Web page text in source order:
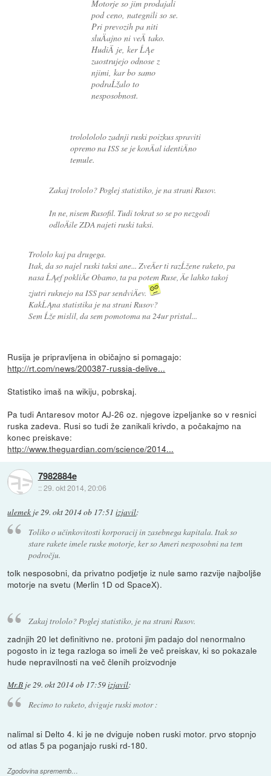
Motorje so jim prodajali
pod ceno, nategnili so se.
Pri prevozih pa niti
sluÄajno ni veÄ tako.
HudiÄ je, ker ĹĄe
zaostrujejo odnose z
njimi, kar bo samo
podraĹžalo to
nesposobnost.
trololololo zadnji ruski poizkus spraviti
opremo na ISS se je konÄal identiÄno
temule.
Zakaj trololo? Poglej statistiko, je na strani Rusov.
In ne, nisem Rusofil. Tudi tokrat so se po nezgodi
odloÄile ZDA najeti ruski taksi.
Trololo kaj pa drugega.
Itak, da so najel ruski taksi ane... ZveÄer ti razĹžene raketo, pa
nasa ĹĄef pokliÄe Obamo, ta pa potem Ruse, Äe lahko takoj
zjutri ruknejo na ISS par sendviÄev.
KakĹĄna statistika je na strani Rusov?
Sem Ĺže mislil, da sem pomotoma na 24ur pristal...
Rusija je pripravljena in običajno si pomagajo:
http://rt.com/news/200387-russia-delive...
Statistiko imaš na wikiju, pobrskaj.
Pa tudi Antaresov motor AJ-26 oz. njegove izpeljanke so v resnici
ruska zadeva. Rusi so tudi že zanikali krivdo, a počakajmo na
konec preiskave:
http://www.theguardian.com/science/2014...
7982884e
::29. okt 2014, 20:06
ulemek je29. okt 2014 ob 17:51 izjavil:
Toliko o učinkovitosti korporacij in zasebnega kapitala. Itak so
stare rakete imele ruske motorje, ker so Ameri nesposobni na tem
področju.
tolk nesposobni, da privatno podjetje iz nule samo razvije najboljše
motorje na svetu (Merlin 1D od SpaceX).
Zakaj trololo? Poglej statistiko, je na strani Rusov.
zadnjih 20 let definitivno ne. protoni jim padajo dol nenormalno
pogosto in iz tega razloga so imeli že več preiskav, ki so pokazale
hude nepravilnosti na več členih proizvodnje
Mr.B je29. okt 2014 ob 17:59izjavil:
Recimo to raketo, dviguje ruski motor :
nalimal si Delto 4. ki je ne dviguje noben ruski motor. prvo stopnjo
od atlas 5 pa poganjajo ruski rd-180.
Zgodovina sprememb…